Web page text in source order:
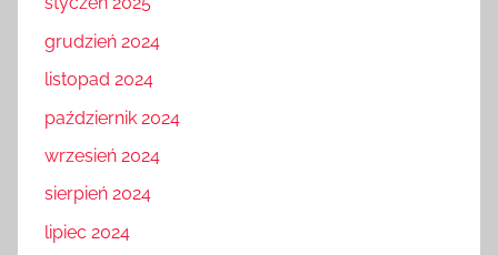
grudzień 2024
listopad 2024
październik 2024
wrzesień 2024
sierpień 2024
lipiec 2024